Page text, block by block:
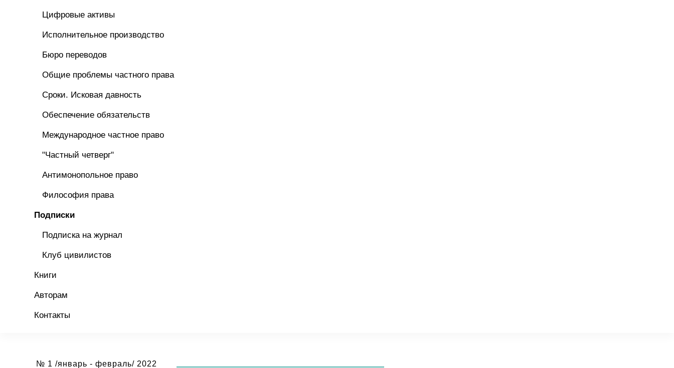
Цифровые активы
Исполнительное производство
Бюро переводов
Общие проблемы частного права
Сроки. Исковая давность
Обеспечение обязательств
Международное частное право
"Частный четверг"
Антимонопольное право
Философия права
Подписки
Подписка на журнал
Клуб цивилистов
Книги
Авторам
Контакты
№ 1 /январь - февраль/ 2022